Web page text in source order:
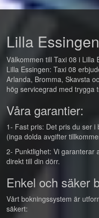
Lilla
Välkommen till Taxi 08 i Lilla
Lilla Essingen: Taxi 08
Arlanda, Bromma, Skavsta
hög servicegrad med trygga
Våra garantier:
1- Fast pris: Det pris du ser
(inga dolda avgifter
2- Punktlighet: Vi garanterar
direkt till din dörr.
Enkel och säker
Vårt bokningssystem är
säkert: